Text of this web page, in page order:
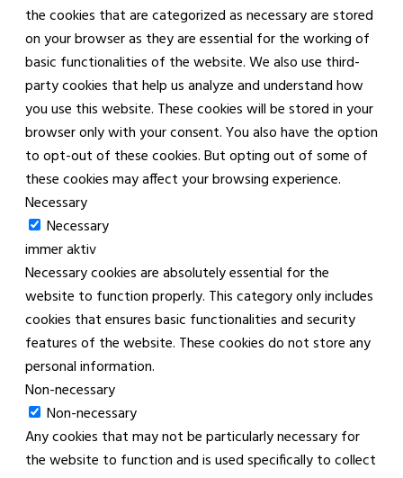
the cookies that are categorized as necessary are stored
on your browser as they are essential for the working of
basic functionalities of the website. We also use third-
party cookies that help us analyze and understand how
you use this website. These cookies will be stored in your
browser only with your consent. You also have the option
to opt-out of these cookies. But opting out of some of
these cookies may affect your browsing experience.
Necessary
Necessary
immer aktiv
Necessary cookies are absolutely essential for the
website to function properly. This category only includes
cookies that ensures basic functionalities and security
features of the website. These cookies do not store any
personal information.
Non-necessary
Non-necessary
Any cookies that may not be particularly necessary for
the website to function and is used specifically to collect